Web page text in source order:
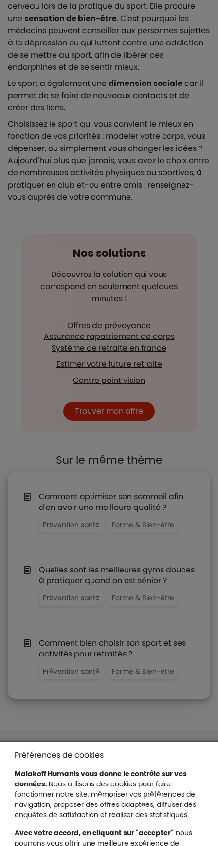
cerveau lors de la pratique du sport. Elle procure
unesensation de bien-être. C'est pourquoi les
médecins peuvent conseiller aux personnes sujettes
à la dépression ou qui luttent contre une addiction
de se mettre au sport, afin de libérer ces
endorphines et de se sentir mieux.
Le sport a également unedimension socialecar il
permet de se faire de nouveaux contacts et de
créer des liens.
Choisissez le sport qui vous convient le mieux en
fonction de vos priorités : modeler votre corps, vous
dépenser, ou simplement vous changer les idées ?
Aujourd'hui plus que jamais, vous avez le choix entre
de nombreuses activités physiques ou sportives, à
pratiquer en club et-ou entre amis : renseignez-
vous auprès de votre commune.
Nos solutions
Découvrez la solution qui vous
correspond en seulement quelques
minutes !
Offres de prévoyance
Assurance rapatriement de corps
Système de retraite en france
Estimer votre future retraite
Centre point vision
Trouver mon offre
Sur le même thème
Comment optimiser son sommeil afin
d'en avoir une meilleure qualité ?
Prévention santé Forme & Bien-être
Quelles sont les meilleures gyms douces
à pratiquer quand on est sénior ?
Prévention santé Forme & Bien-être
Comment bien choisir son sport et ses
activités pour retraités ?
Prévention santé Forme & Bien-être
Liens en bas de page
Accessibilité : partiellement conforme
Protection des données
Nous contacter
Plan du site
Gestion des cookies
Préférences de cookies
Malakoff Humanis vous donne le contrôle sur vos
données. Nous utilisons des cookies pour faire
fonctionner notre site, mémoriser vos préférences de
navigation, proposer des offres adaptées, diffuser des
enquêtes de satisfaction et réaliser des statistiques.
Avec votre accord, en cliquant sur "accepter" nous
pourrons vous offrir une meilleure expérience de